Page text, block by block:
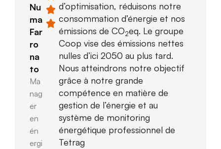
Nu
ma
Far
ro
na
to
Ma
nag
er
en
én
ergi
d’optimisation, réduisons notre
consommation d’énergie et nos
émissions de CO2eq. Le groupe
Coop vise des émissions nettes
nulles d’ici 2050 au plus tard.
Nous atteindrons notre objectif
grâce à notre grande
compétence en matière de
gestion de l’énergie et au
système de monitoring
énergétique professionnel de
Tetrag